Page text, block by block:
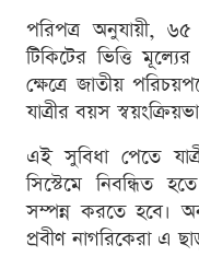
পরিপত্র অনুযায়ী, ৬৫
টিকিটের ভিত্তি
ক্ষেত্রে জাতীয়
যাত্রীর বয়স
এই সুবিধা পেতে
সিস্টেমে নিবন্ধিত
সম্পন্ন করতে হবে।
প্রবীণ নাগরিকেরা এ